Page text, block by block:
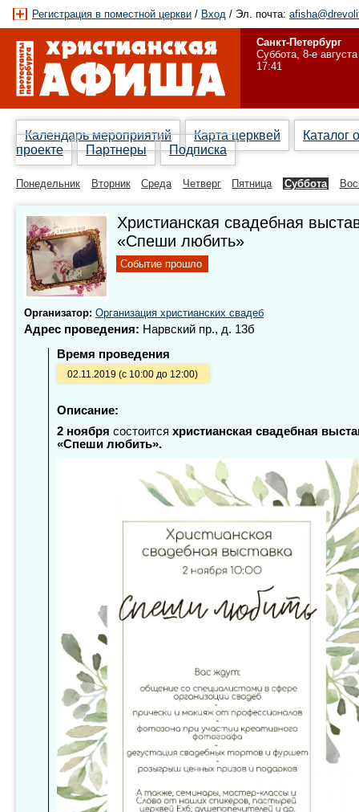
Регистрация в поместной церкви / Вход / Эл. почта:
Санкт-Петербург
Суббота, 8-е августа
17:41
Календарь мероприятий Карта церквей
Каталог
проекте
Партнеры Подписка
Понедельник Вторник Среда Четверг Пятница Суббота
Христианская свадебная
«Спеши любить»
Событие прошло
Организатор: Организация христианских свадеб
Адрес проведения: Нарвский пр., д. 13б
Время проведения
02.11.2019 (с 10:00 до 12:00)
Описание:
2 ноября состоится христианская свадебная
«Спеши любить».